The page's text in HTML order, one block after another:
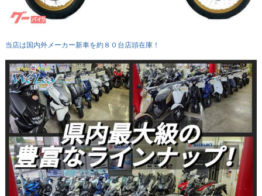
当店は国内外メーカー新車を約８０台店頭在庫！